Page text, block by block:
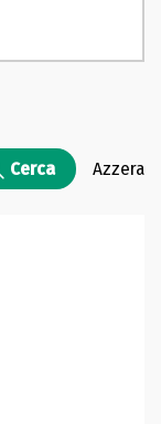
Cerca Azzera